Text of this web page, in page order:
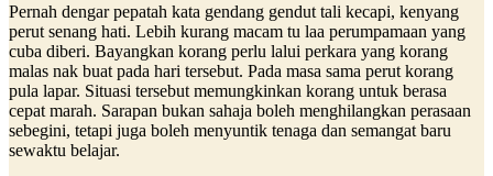
Pernah dengar pepatah kata gendang gendut tali kecapi, kenyang
perut senang hati. Lebih kurang macam tu laa perumpamaan yang
cuba diberi. Bayangkan korang perlu lalui perkara yang korang
malas nak buat pada hari tersebut. Pada masa sama perut korang
pula lapar. Situasi tersebut memungkinkan korang untuk berasa
cepat marah. Sarapan bukan sahaja boleh menghilangkan perasaan
sebegini, tetapi juga boleh menyuntik tenaga dan semangat baru
sewaktu belajar.